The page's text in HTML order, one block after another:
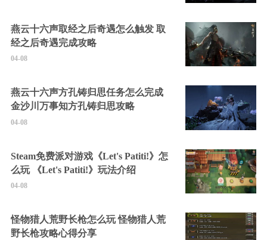
燕云十六声取经之后奇遇怎么触发 取
经之后奇遇完成攻略
04-08
燕云十六声方孔铸归思任务怎么完成
金沙川万事知方孔铸归思攻略
04-08
Steam免费派对游戏《Let's Patiti!》怎
么玩 《Let's Patiti!》玩法介绍
04-08
怪物猎人荒野长枪怎么玩 怪物猎人荒
野长枪攻略心得分享